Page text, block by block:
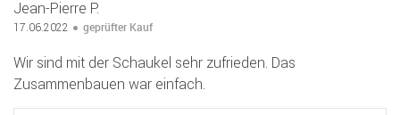
Jean-Pierre P.
17.06.2022 geprüfter Kauf
Wir sind mit der Schaukel sehr zufrieden. Das
Zusammenbauen war einfach.